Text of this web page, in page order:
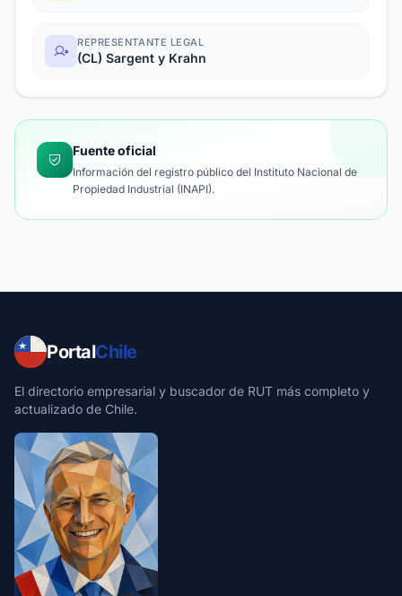
REPRESENTANTE LEGAL
(CL) Sargent y Krahn
Fuente oficial
Información del registro público del Instituto Nacional de
Propiedad Industrial (INAPI).
PortalChile
El directorio empresarial y buscador de RUT más completo y
actualizado de Chile.